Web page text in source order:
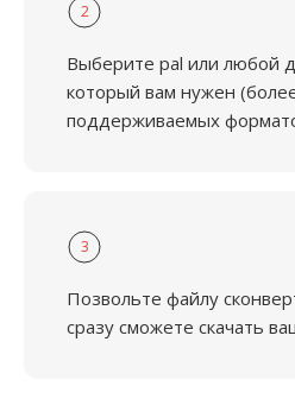
2
Выберите pal или любой
который вам нужен
поддерживаемых
3
Позвольте файлу
сразу сможете скачать